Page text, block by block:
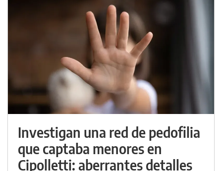
Investigan una red de pedofilia
que captaba menores en
Cipolletti: aberrantes detalles